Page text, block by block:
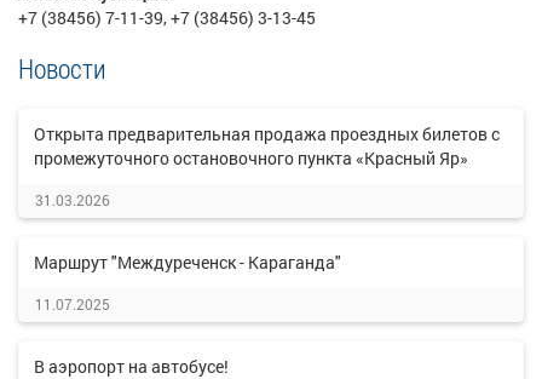
+7 (38456) 7-11-39, +7 (38456) 3-13-45
Новости
Открыта предварительная продажа проездных билетов с
промежуточного остановочного пункта «Красный Яр»
31.03.2026
Маршрут "Междуреченск - Караганда"
11.07.2025
В аэропорт на автобусе!